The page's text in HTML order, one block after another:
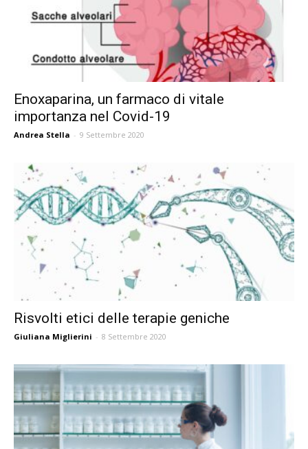
Enoxaparina, un farmaco di vitale
importanza nel Covid-19
Andrea Stella - 9 Settembre 2020
Risvolti etici delle terapie geniche
Giuliana Miglierini - 8 Settembre 2020